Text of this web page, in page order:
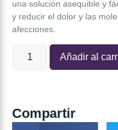
una solución asequible y
y reducir el dolor y las
afecciones.
Añadir al
Compartir